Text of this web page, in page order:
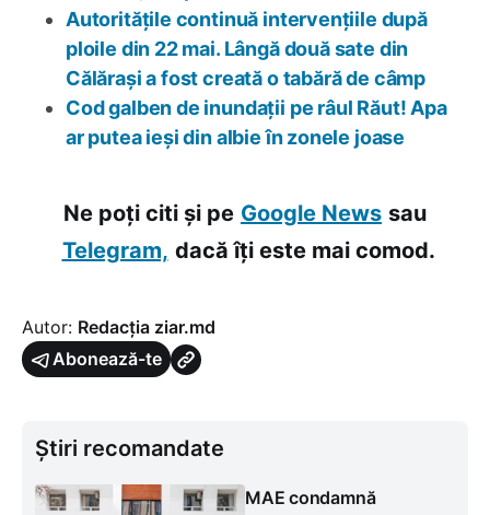
Autoritățile continuă intervențiile după
ploile din 22 mai. Lângă două sate din
Călărași a fost creată o tabără de câmp
Cod galben de inundații pe râul Răut! Apa
ar putea ieși din albie în zonele joase
Ne poți citi și pe Google News sau
Telegram, dacă îți este mai comod.
Autor: Redacția ziar.md
Abonează-te
Știri recomandate
MAE condamnă